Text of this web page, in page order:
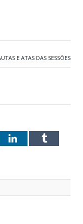
E ATAS DAS SESSÕES
LinkedInTumblr